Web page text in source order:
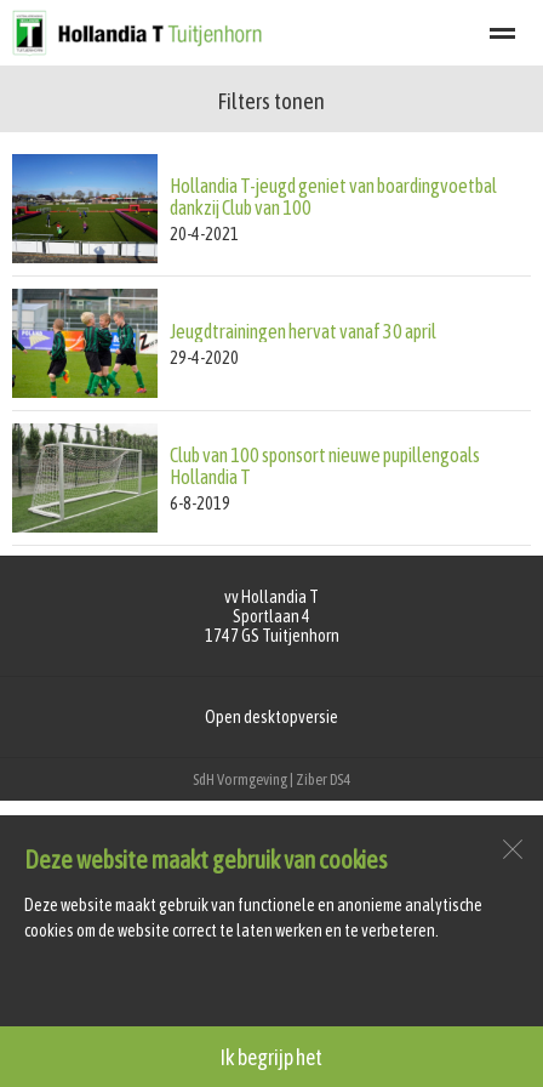
Afgelastingen
Home Zoeken Nieuws Agenda
Deze website maakt gebruik van cookies
Deze website maakt gebruik van functionele en anonieme analytische
cookies om de website correct te laten werken en te verbeteren.
Ik begrijp het
Filters tonen
Hollandia T-jeugd geniet van boardingvoetbal
dankzij Club van 100
20-4-2021
Jeugdtrainingen hervat vanaf 30 april
29-4-2020
Club van 100 sponsort nieuwe pupillengoals
Hollandia T
6-8-2019
vv Hollandia T
Sportlaan 4
1747 GS Tuitjenhorn
Open desktopversie
SdH Vormgeving | Ziber DS4